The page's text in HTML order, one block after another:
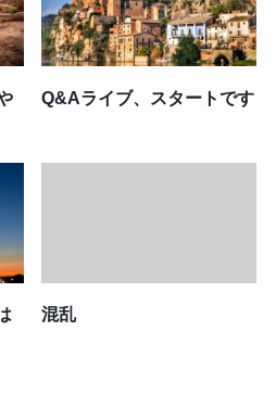
Q&Aライブ、スタートです
混乱